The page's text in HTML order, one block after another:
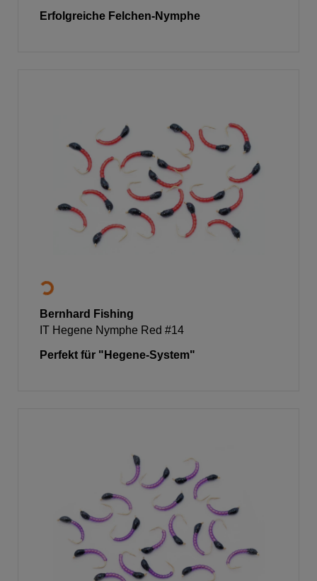
Erfolgreiche Felchen-Nymphe
Bernhard Fishing
IT Hegene Nymphe Red #14
Perfekt für "Hegene-System"